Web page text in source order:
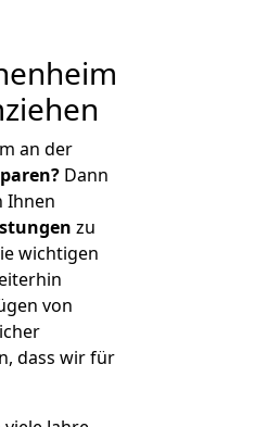
an der
Dann
Ihnen
zu
wichtigen
von
dass wir für